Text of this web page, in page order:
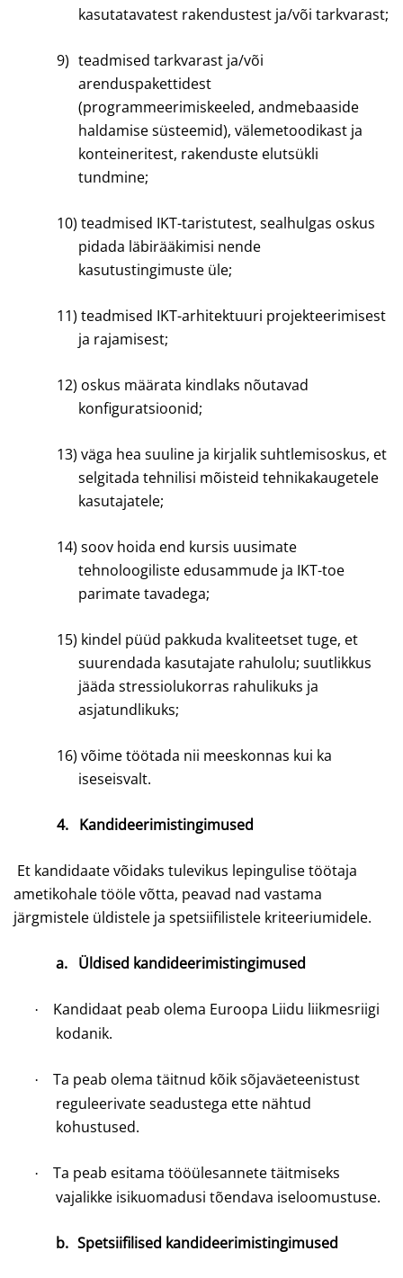
kasutatavatest rakendustest ja/või tarkvarast;
9) teadmised tarkvarast ja/või
arenduspakettidest
(programmeerimiskeeled, andmebaaside
haldamise süsteemid), välemetoodikast ja
konteineritest, rakenduste elutsükli
tundmine;
10) teadmised IKT-taristutest, sealhulgas oskus
pidada läbirääkimisi nende
kasutustingimuste üle;
11) teadmised IKT-arhitektuuri projekteerimisest
ja rajamisest;
12) oskus määrata kindlaks nõutavad
konfiguratsioonid;
13) väga hea suuline ja kirjalik suhtlemisoskus, et
selgitada tehnilisi mõisteid tehnikakaugetele
kasutajatele;
14) soov hoida end kursis uusimate
tehnoloogiliste edusammude ja IKT-toe
parimate tavadega;
15) kindel püüd pakkuda kvaliteetset tuge, et
suurendada kasutajate rahulolu; suutlikkus
jääda stressiolukorras rahulikuks ja
asjatundlikuks;
16) võime töötada nii meeskonnas kui ka
iseseisvalt.
4. Kandideerimistingimused
Et kandidaate võidaks tulevikus lepingulise töötaja
ametikohale tööle võtta, peavad nad vastama
järgmistele üldistele ja spetsiifilistele kriteeriumidele.
a. Üldised kandideerimistingimused
·
Kandidaat peab olema Euroopa Liidu liikmesriigi
kodanik.
·
Ta peab olema täitnud kõik sõjaväeteenistust
reguleerivate seadustega ette nähtud
kohustused.
·
Ta peab esitama tööülesannete täitmiseks
vajalikke isikuomadusi tõendava iseloomustuse.
b. Spetsiifilised kandideerimistingimused